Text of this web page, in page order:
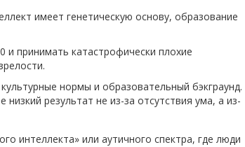
имеет генетическую основу, образование
принимать катастрофически плохие
нормы и образовательный бэкграунд.
результат не из-за отсутствия ума, а из-
интеллекта» или аутичного спектра, где люди